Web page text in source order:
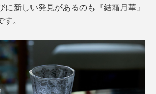
に新しい発見があるのも『結霜月華』
。